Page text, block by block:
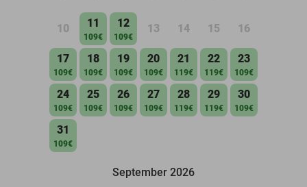
10 11
109€
12
109€
13 14 15 16
17
109€
18
109€
19
109€
20
109€
21
119€
22
119€
23
109€
24
109€
25
109€
26
109€
27
109€
28
119€
29
119€
30
109€
31
109€
September 2026